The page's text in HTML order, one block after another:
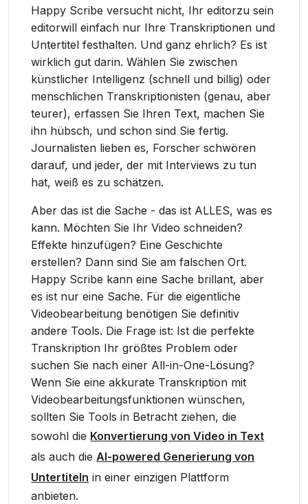
Happy Scribe versucht nicht, Ihr editorzu sein
editorwill einfach nur Ihre Transkriptionen und
Untertitel festhalten. Und ganz ehrlich? Es ist
wirklich gut darin. Wählen Sie zwischen
künstlicher Intelligenz (schnell und billig) oder
menschlichen Transkriptionisten (genau, aber
teurer), erfassen Sie Ihren Text, machen Sie
ihn hübsch, und schon sind Sie fertig.
Journalisten lieben es, Forscher schwören
darauf, und jeder, der mit Interviews zu tun
hat, weiß es zu schätzen.
Aber das ist die Sache - das ist ALLES, was es
kann. Möchten Sie Ihr Video schneiden?
Effekte hinzufügen? Eine Geschichte
erstellen? Dann sind Sie am falschen Ort.
Happy Scribe kann eine Sache brillant, aber
es ist nur eine Sache. Für die eigentliche
Videobearbeitung benötigen Sie definitiv
andere Tools. Die Frage ist: Ist die perfekte
Transkription Ihr größtes Problem oder
suchen Sie nach einer All-in-One-Lösung?
Wenn Sie eine akkurate Transkription mit
Videobearbeitungsfunktionen wünschen,
sollten Sie Tools in Betracht ziehen, die
sowohl die Konvertierung von Video in Text
als auch dieAI-powered Generierung von
Untertiteln in einer einzigen Plattform
anbieten.